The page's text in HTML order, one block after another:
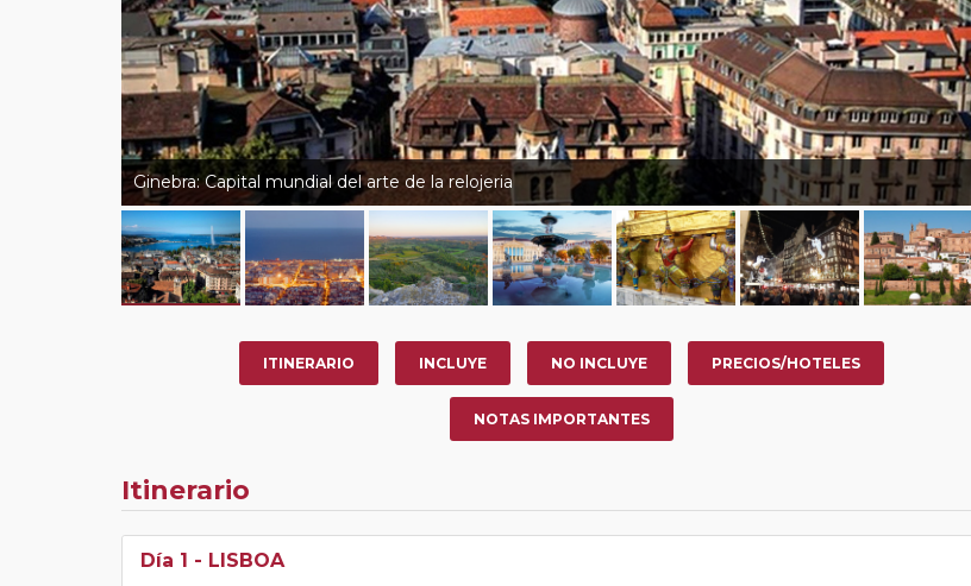
Ginebra: Capital mundial del arte de la relojeria
ITINERARIO INCLUYE NO INCLUYE PRECIOS/HOTELES
NOTAS IMPORTANTES
Itinerario
Día 1 - LISBOA